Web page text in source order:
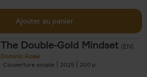
Ajouter au panier
The Double-Gold Mindset (EN)
Dominic Rossi
Couverture souple
2025 200